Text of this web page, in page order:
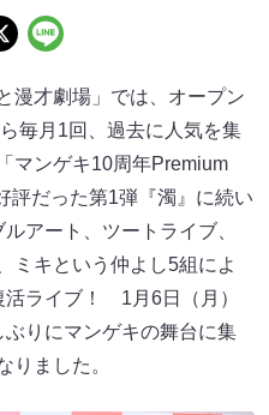
漫才劇場」では、オープン
毎月1回、過去に人気を集
マンゲキ10周年Premium
評だった第1弾『濁』に続い
アート、ツートライブ、
ミキという仲よし5組によ
活ライブ！ 1月6日（月）
りにマンゲキの舞台に集
りました。